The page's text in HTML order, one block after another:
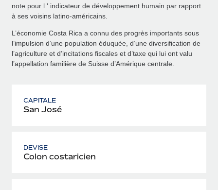
note pour l ' indicateur de développement humain par rapport
à ses voisins latino-américains.
L’économie Costa Rica a connu des progrès importants sous
l’impulsion d’une population éduquée, d’une diversification de
l’agriculture et d’incitations fiscales et d’taxe qui lui ont valu
l’appellation familière de Suisse d’Amérique centrale.
CAPITALE
San José
DEVISE
Colon costaricien